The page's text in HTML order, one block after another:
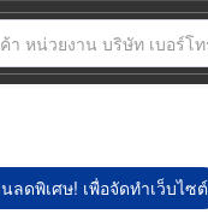
ดพิเศษ! เพื่อจัดทำเว็บไซต์